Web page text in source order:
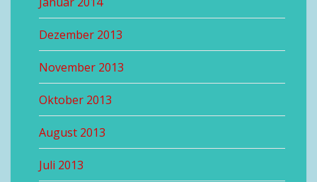
Dezember 2013
November 2013
Oktober 2013
August 2013
Juli 2013